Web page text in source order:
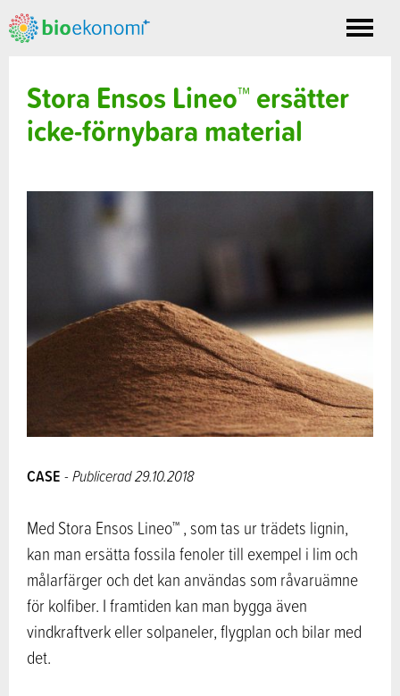
Toggle
Stora Ensos Lineo™ ersätter
icke-förnybara material
CASE - Publicerad 29.10.2018
Med Stora Ensos Lineo™ , som tas ur trädets lignin,
kan man ersätta fossila fenoler till exempel i lim och
målarfärger och det kan användas som råvaruämne
för kolfiber. I framtiden kan man bygga även
vindkraftverk eller solpaneler, flygplan och bilar med
det.